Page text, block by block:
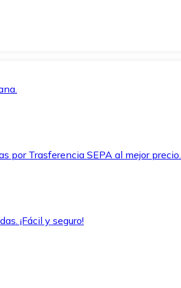
por Trasferencia SEPA al mejor precio.
¡Fácil y seguro!